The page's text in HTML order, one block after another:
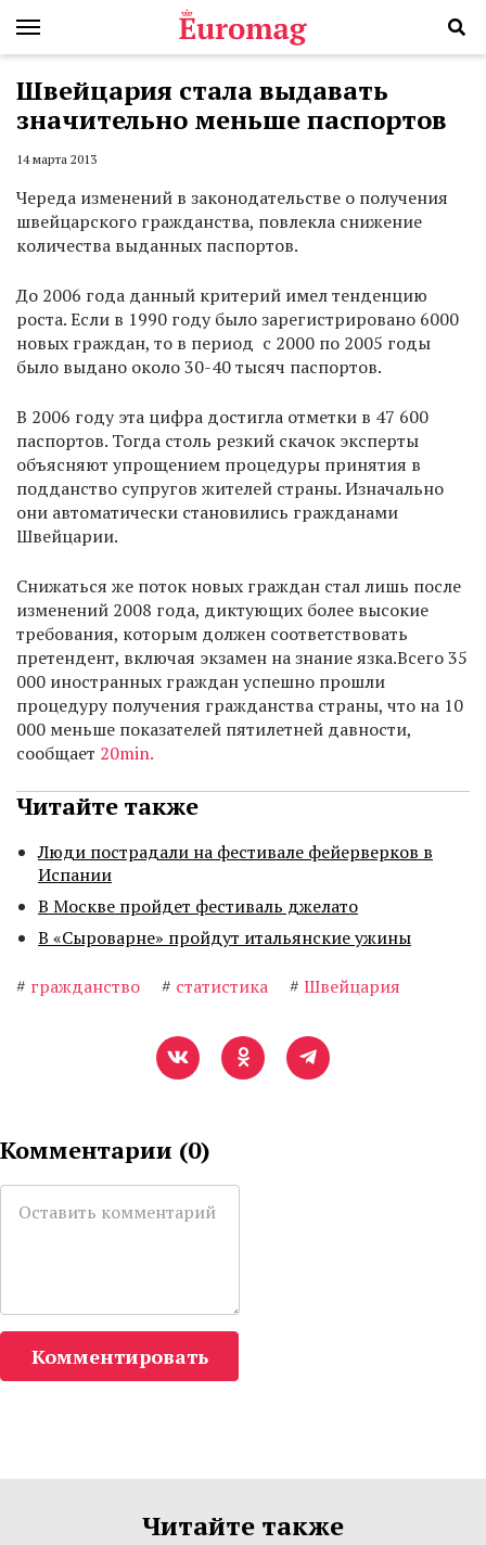
Швейцария стала выдавать
значительно меньше паспортов
14 марта 2013
Череда изменений в законодательстве о получения
швейцарского гражданства, повлекла снижение
количества выданных паспортов.
До 2006 года данный критерий имел тенденцию
роста. Если в 1990 году было зарегистрировано 6000
новых граждан, то в период с 2000 по 2005 годы
было выдано около 30-40 тысяч паспортов.
В 2006 году эта цифра достигла отметки в 47 600
паспортов. Тогда столь резкий скачок эксперты
объясняют упрощением процедуры принятия в
подданство супругов жителей страны. Изначально
они автоматически становились гражданами
Швейцарии.
Снижаться же поток новых граждан стал лишь после
изменений 2008 года, диктующих более высокие
требования, которым должен соответствовать
претендент, включая экзамен на знание язка.Всего 35
000 иностранных граждан успешно прошли
процедуру получения гражданства страны, что на 10
000 меньше показателей пятилетней давности,
сообщает 20min.
Читайте также
Люди пострадали на фестивале фейерверков в
Испании
В Москве пройдет фестиваль джелато
В «Сыроварне» пройдут итальянские ужины
# гражданство # статистика # Швейцария
Комментарии (0)
Комментировать
Читайте также